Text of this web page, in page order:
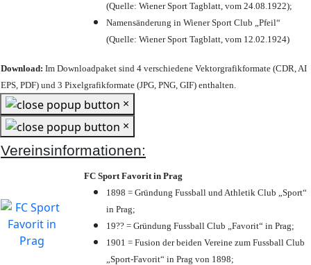
(Quelle: Wiener Sport Tagblatt, vom 24.08.1922);
Namensänderung in Wiener Sport Club „Pfeil“
(Quelle: Wiener Sport Tagblatt, vom 12.02.1924)
Download: Im Downloadpaket sind 4 verschiedene Vektorgrafikformate (CDR, AI
EPS, PDF) und 3 Pixelgrafikformate (JPG, PNG, GIF) enthalten.
×
×
Vereinsinformationen:
FC Sport Favorit in Prag
1898 = Gründung Fussball und Athletik Club „Sport“
in Prag;
19?? = Gründung Fussball Club „Favorit“ in Prag;
1901 = Fusion der beiden Vereine zum Fussball Club
„Sport-Favorit“ in Prag von 1898;